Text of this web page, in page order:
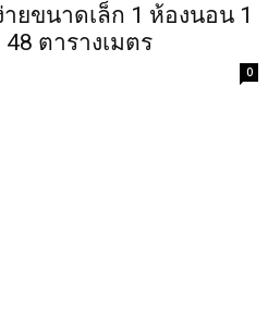
ยขนาดเล็ก 1 ห้องนอน 1
ตารางเมตร
0